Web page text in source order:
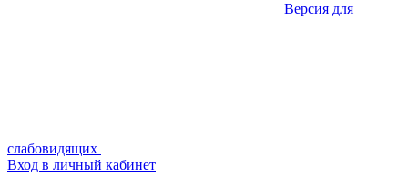
Версия для
слабовидящих
Вход в личный кабинет